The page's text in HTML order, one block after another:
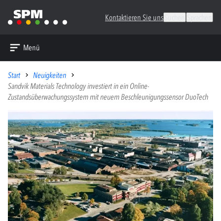
Kontaktieren Sie uns
Menü
Start
Neuigkeiten
Sandvik Materials Technology investiert in ein Online-
Zustandsüberwachungssystem mit neuem Beschleunigungssensor DuoTech